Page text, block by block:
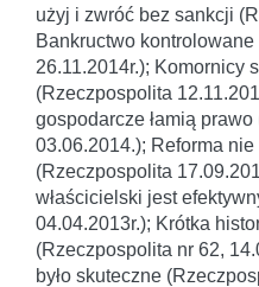
użyj i zwróć bez sankcji
Bankructwo
26.11.2014r.); Komornicy
(Rzeczpospolita
gospodarcze łamią
03.06.2014.); Reforma
(Rzeczpospolita
właścicielski jest
04.04.2013r.); Krótka
(Rzeczpospolita nr 62,
było skuteczne